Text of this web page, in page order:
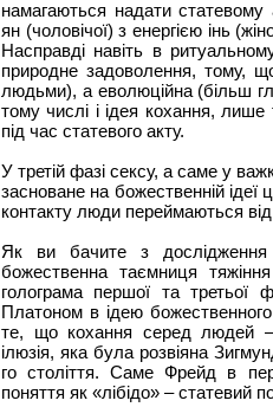
намагаються надати статевому
ян (чоловічої) з енергією інь
Насправді навіть в
природне задоволення, тому,
людьми), а еволюційна (більш
тому числі і ідея кохання,
під час статевого акту.
У третій фазі сексу, а саме у
засноване на божественній ідеї
контакту люди переймаються
Як ви бачите з
божественна таємниця
голограма першої та третьої
Платоном в ідею
те, що кохання серед людей
ілюзія, яка була розвіяна
го століття. Саме Фрейд в
поняття як «лібідо» – статевий